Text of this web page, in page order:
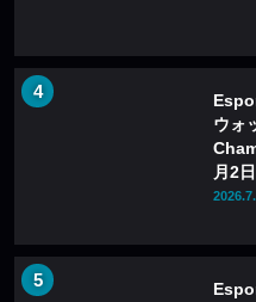
ウォ
月2日